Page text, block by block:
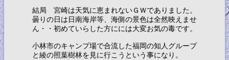
結局 宮崎は天気に恵まれないＧＷでありました。
曇りの日は日南海岸等、海側の景色は全然映えませ
ん・・初めていらした方にには大変お気の毒です。
小林市のキャンプ場で合流した福岡の知人グループ
と綾の照葉樹林を見に行こうという事になり。